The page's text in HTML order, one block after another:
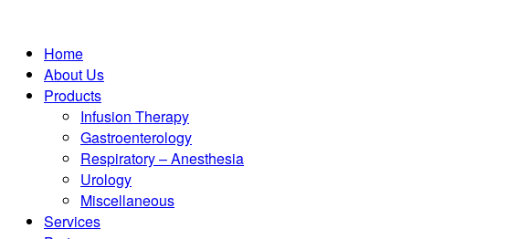
Home
About Us
Products
Infusion Therapy
Gastroenterology
Respiratory – Anesthesia
Urology
Miscellaneous
Services